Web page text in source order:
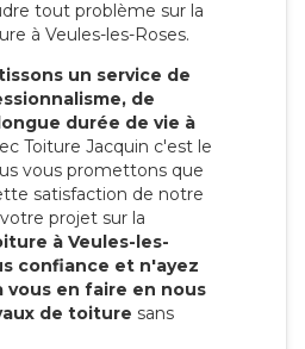
tout problème sur la
à Veules-les-Roses.
un service de
de
durée de vie à
Toiture Jacquin c'est le
vous promettons que
satisfaction de notre
projet sur la
à Veules-les-
confiance et n'ayez
vous en faire en nous
de toiture sans